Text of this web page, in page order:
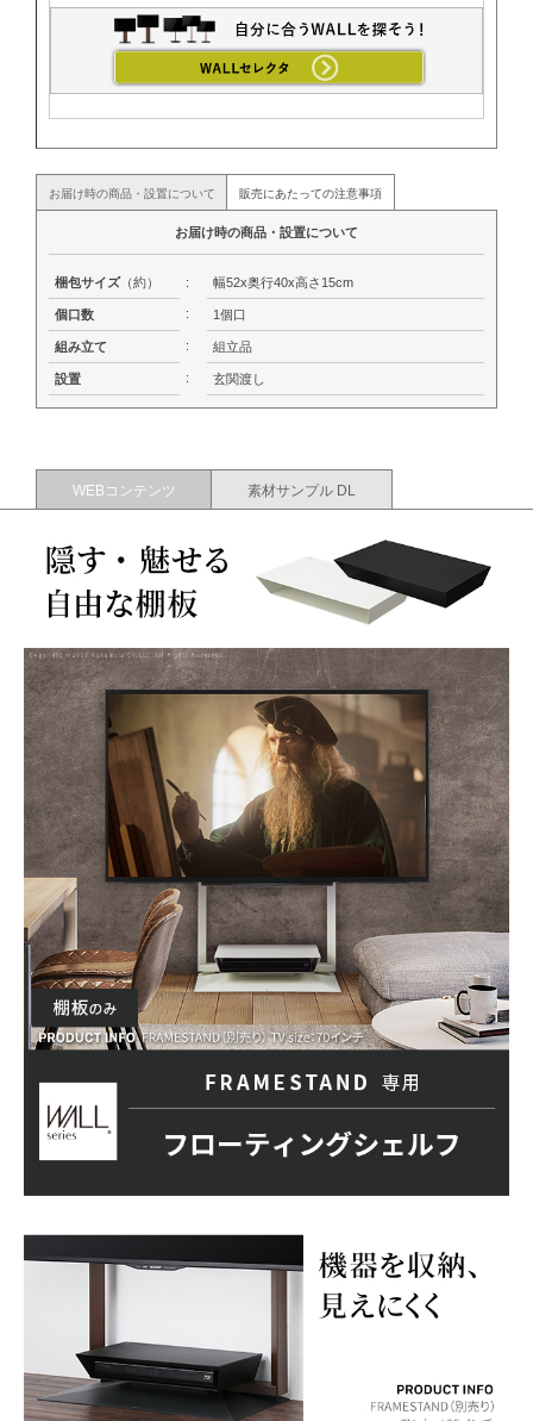
お届け時の商品・設置について 販売にあたっての注意事項
お届け時の商品・設置について
梱包サイズ（約） : 幅52x奥行40x高さ15cm
個口数 : 1個口
組み立て : 組立品
設置 : 玄関渡し
WEBコンテンツ 素材サンプル DL